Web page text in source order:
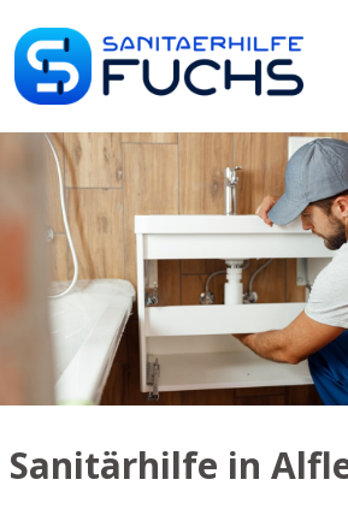
Sanitärhilfe in